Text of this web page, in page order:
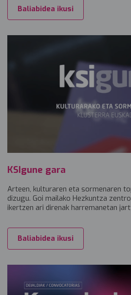
Baliabidea ikusi
KSIgune gara
Arteen, kulturaren eta sormenaren
dizugu. Goi mailako Hezkuntza
ikertzen ari direnak harremanetan
Baliabidea ikusi